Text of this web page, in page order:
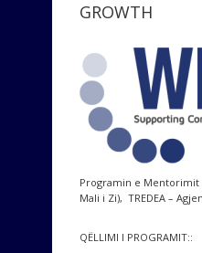
GROWTH
Programin e Mentorimit
Mali i Zi), TREDEA –
QËLLIMI I PROGRAMIT::